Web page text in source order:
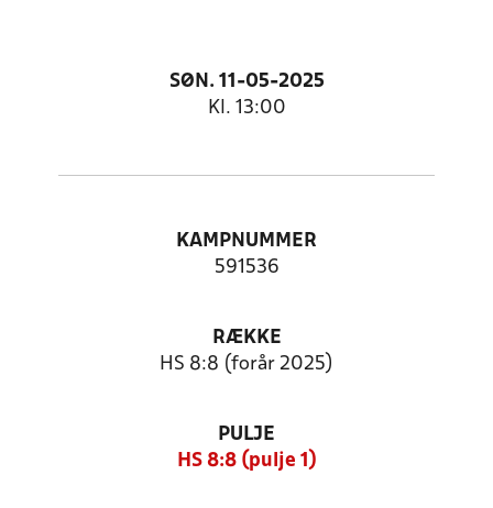
SØN. 11-05-2025
Kl. 13:00
KAMPNUMMER
591536
RÆKKE
HS 8:8 (forår 2025)
PULJE
HS 8:8 (pulje 1)